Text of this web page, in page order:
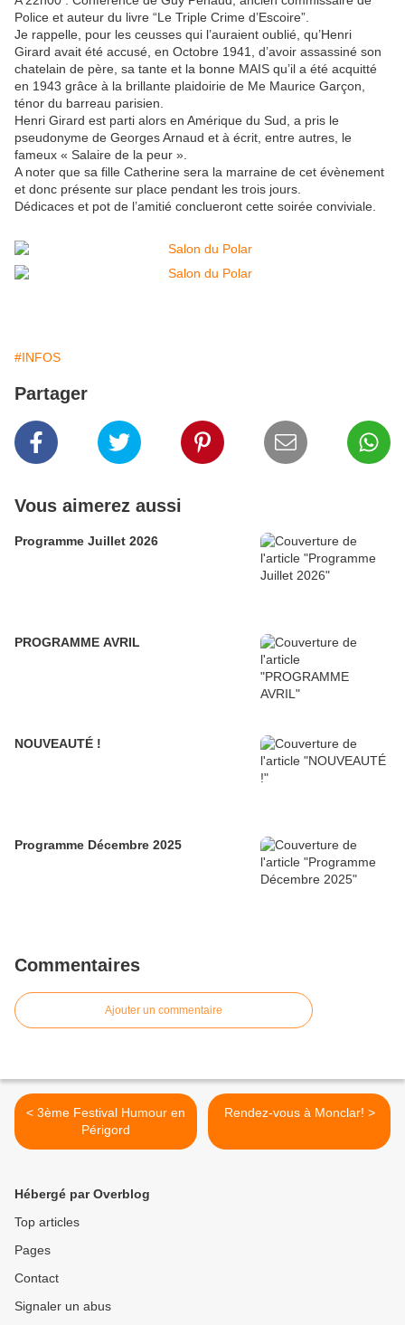
Police et auteur du livre “Le Triple Crime d’Escoire”.
Je rappelle, pour les ceusses qui l’auraient oublié, qu’Henri
Girard avait été accusé, en Octobre 1941, d’avoir assassiné son
chatelain de père, sa tante et la bonne MAIS qu’il a été acquitté
en 1943 grâce à la brillante plaidoirie de Me Maurice Garçon,
ténor du barreau parisien.
Henri Girard est parti alors en Amérique du Sud, a pris le
pseudonyme de Georges Arnaud et à écrit, entre autres, le
fameux « Salaire de la peur ».
A noter que sa fille Catherine sera la marraine de cet évènement
et donc présente sur place pendant les trois jours.
Dédicaces et pot de l’amitié conclueront cette soirée conviviale.
#INFOS
Partager
Vous aimerez aussi
Programme Juillet 2026
PROGRAMME AVRIL
NOUVEAUTÉ !
Programme Décembre 2025
Commentaires
Ajouter un commentaire
< 3ème Festival Humour en
Périgord
Rendez-vous à Monclar! >
Hébergé par Overblog
Top articles
Pages
Contact
Signaler un abus